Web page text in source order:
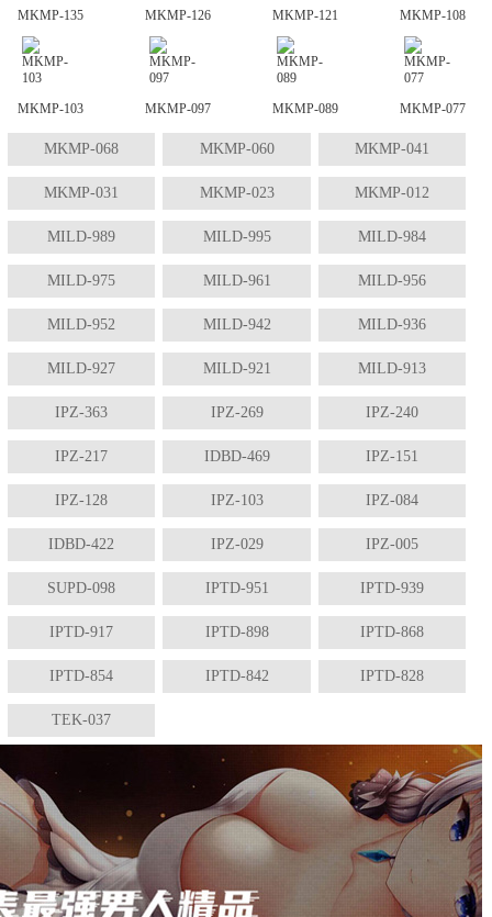
MKMP-135 MKMP-126 MKMP-121 MKMP-108
MKMP-103 MKMP-097 MKMP-089 MKMP-077
MKMP-068 MKMP-060 MKMP-041
MKMP-031 MKMP-023 MKMP-012
MILD-989 MILD-995 MILD-984
MILD-975 MILD-961 MILD-956
MILD-952 MILD-942 MILD-936
MILD-927 MILD-921 MILD-913
IPZ-363 IPZ-269 IPZ-240
IPZ-217 IDBD-469 IPZ-151
IPZ-128 IPZ-103 IPZ-084
IDBD-422 IPZ-029 IPZ-005
SUPD-098 IPTD-951 IPTD-939
IPTD-917 IPTD-898 IPTD-868
IPTD-854 IPTD-842 IPTD-828
TEK-037